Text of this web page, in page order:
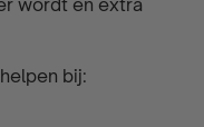
wordt en extra
bij: